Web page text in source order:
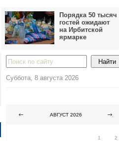
Порядка 50 тысяч
гостей ожидают
на Ирбитской
ярмарке
Суббота, 8 августа 2026
АВГУСТ 2026
1
2